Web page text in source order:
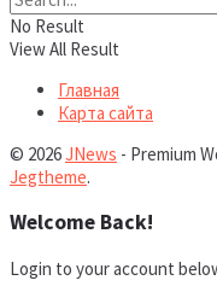
No Result
View All Result
Главная
Карта сайта
© 2026JNews - Premium
Jegtheme.
Welcome Back!
Login to your account